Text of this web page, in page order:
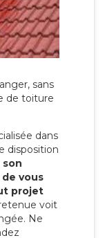
sans
de toiture
dans
disposition
son
vous
projet
voit
Ne